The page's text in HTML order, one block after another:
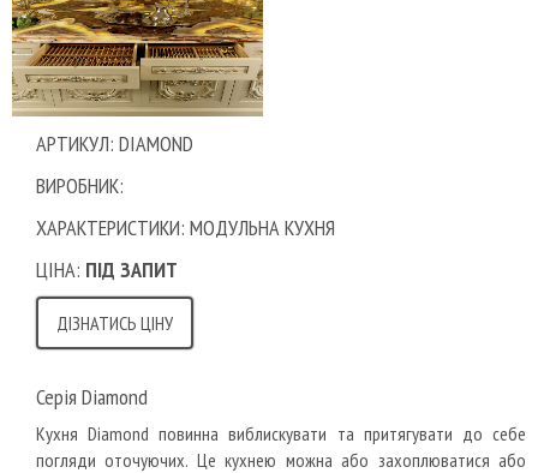
АРТИКУЛ: DIAMOND
ВИРОБНИК:
ХАРАКТЕРИСТИКИ: МОДУЛЬНА КУХНЯ
ЦІНА: ПІД ЗАПИТ
ДІЗНАТИСЬ ЦІНУ
Серія Diamond
Кухня Diamond повинна виблискувати та притягувати до себе
погляди оточуючих. Це кухнею можна або захоплюватися або